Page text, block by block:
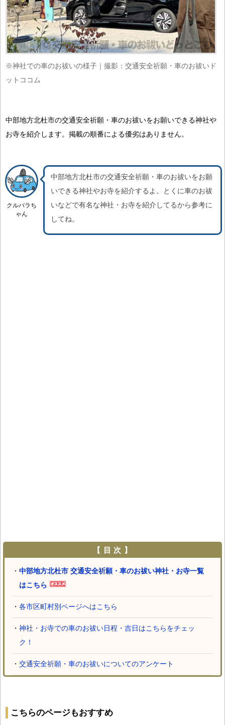
※神社での車のお祓いの様子｜撮影：交通安全祈願・車のお祓いド
ットココム
中部地方北杜市の交通安全祈願・車のお祓いをお願いできる神社や
お寺を紹介します。掲載の順番による優劣はありません。
クルパラち
ゃん
中部地方北杜市の交通安全祈願・車のお祓いをお願
いできる神社やお寺を紹介するよ。
とくに車のお祓
いなどで有名な神社・お寺を紹介 してるから参考に
してね。
【 目 次 】
・ 中部地方北杜市 交通安全祈願・車のお祓い神社・お寺一覧
はこちら
・ 各市区町村別ページへはこちら
・ 神社・お寺での車のお祓い日程・吉日はこちらをチェッ
ク！
・ 交通安全祈願・車のお祓いについてのアンケート
こちらのページもおすすめ